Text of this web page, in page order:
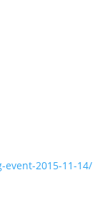
2015-11-14/